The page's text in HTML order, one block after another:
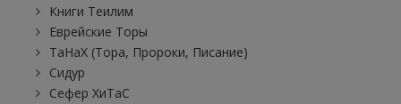
Книги Теилим
Еврейские Торы
ТаНаХ (Тора, Пророки, Писание)
Сидур
Сефер ХиТаС